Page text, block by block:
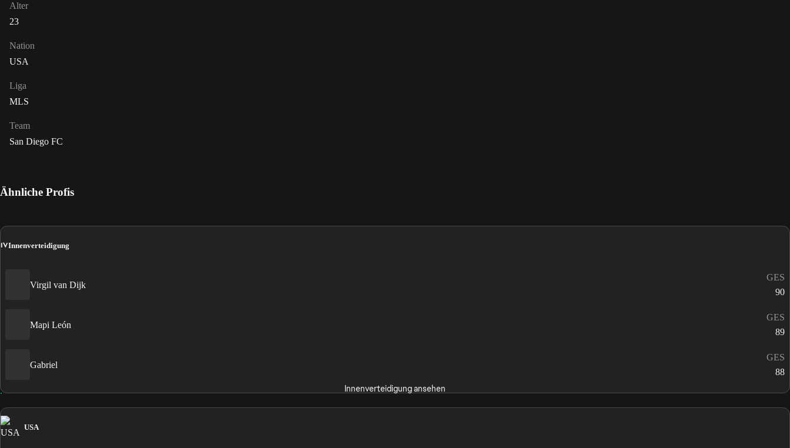
Alter
23
Nation
USA
Liga
MLS
Team
San Diego FC
Ähnliche Profis
IVInnenverteidigung
Virgil van Dijk
GES
90
Mapi León
GES
89
Gabriel
GES
88
Innenverteidigung ansehen
USA